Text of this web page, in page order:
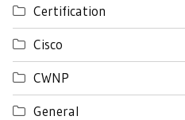
Certification
Cisco
CWNP
General